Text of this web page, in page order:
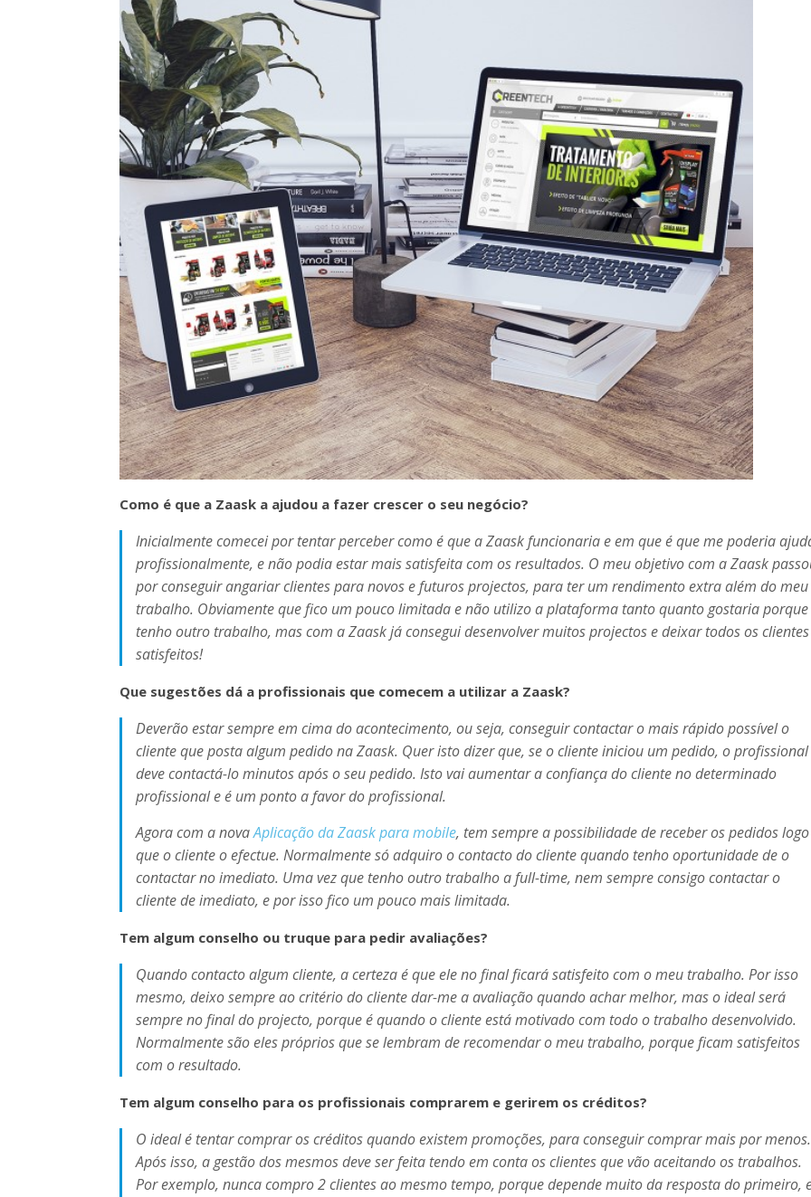
Como é que a Zaask a ajudou a fazer crescer o seu negócio?
Inicialmente comecei por tentar perceber como é que a Zaask funcionaria e em que é que me poderia
profissionalmente, e não podia estar mais satisfeita com os resultados. O meu objetivo com a Zaask
por conseguir angariar clientes para novos e futuros projectos, para ter um rendimento extra além do meu
trabalho. Obviamente que fico um pouco limitada e não utilizo a plataforma tanto quanto gostaria porque
tenho outro trabalho, mas com a Zaask já consegui desenvolver muitos projectos e deixar todos os clientes
satisfeitos!
Que sugestões dá a profissionais que comecem a utilizar a Zaask?
Deverão estar sempre em cima do acontecimento, ou seja, conseguir contactar o mais rápido possível o
cliente que posta algum pedido na Zaask. Quer isto dizer que, se o cliente iniciou um pedido, o profissional
deve contactá-lo minutos após o seu pedido. Isto vai aumentar a confiança do cliente no determinado
profissional e é um ponto a favor do profissional.
Agora com a novaAplicação da Zaask para mobile, tem sempre a possibilidade de receber os pedidos logo
que o cliente o efectue. Normalmente só adquiro o contacto do cliente quando tenho oportunidade de o
contactar no imediato. Uma vez que tenho outro trabalho afull-time, nem sempre consigo contactar o
cliente de imediato, e por isso fico um pouco mais limitada.
Tem algum conselho ou truque para pedir avaliações?
Quando contacto algum cliente, a certeza é que ele no final ficará satisfeito com o meu trabalho. Por isso
mesmo, deixo sempre ao critério do cliente dar-me a avaliação quando achar melhor, mas o ideal será
sempre no final do projecto, porque é quando o cliente está motivado com todo o trabalho desenvolvido.
Normalmente são eles próprios que se lembram de recomendar o meu trabalho, porque ficam satisfeitos
com o resultado.
Tem algum conselho para os profissionais comprarem e gerirem os créditos?
O ideal é tentar comprar os créditos quando existem promoções, para conseguir comprar mais por menos.
Após isso, a gestão dos mesmos deve ser feita tendo em conta os clientes que vão aceitando os trabalhos.
Por exemplo, nunca compro 2 clientes ao mesmo tempo, porque depende muito da resposta do primeiro,